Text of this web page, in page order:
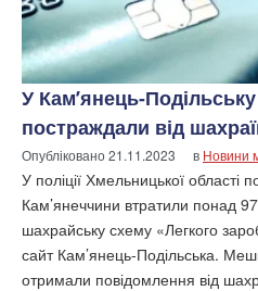
У Кам’янець-
постраждали від
Опубліковано21.11.2023 в Новини
У поліції Хмельницької
Кам’янеччини втратили понад
шахрайську схему «Легкого
сайт Кам’янець-Подільська.
отримали повідомлення від